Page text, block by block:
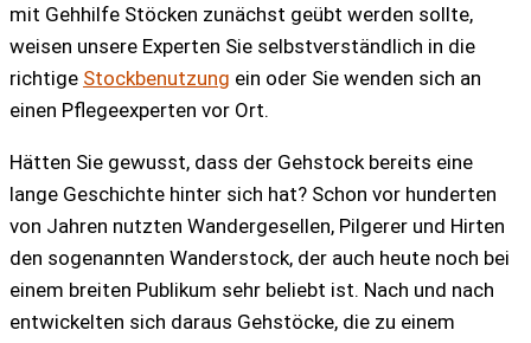
mit Gehhilfe Stöcken zunächst geübt werden sollte,
weisen unsere Experten Sie selbstverständlich in die
richtige Stockbenutzung ein oder Sie wenden sich an
einen Pflegeexperten vor Ort.
Hätten Sie gewusst, dass der Gehstock bereits eine
lange Geschichte hinter sich hat? Schon vor hunderten
von Jahren nutzten Wandergesellen, Pilgerer und Hirten
den sogenannten Wanderstock, der auch heute noch bei
einem breiten Publikum sehr beliebt ist. Nach und nach
entwickelten sich daraus Gehstöcke, die zu einem